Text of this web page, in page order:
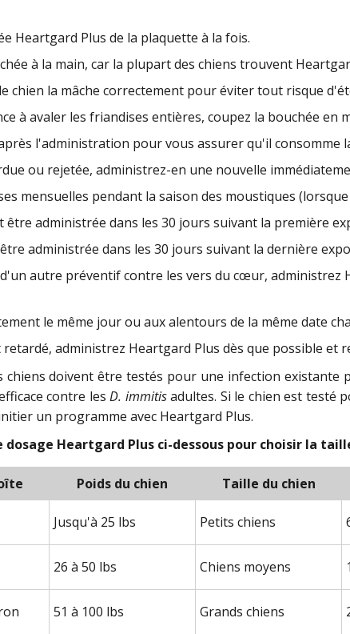
Heartgard Plus de la plaquette à la fois.
à la main, car la plupart des chiens trouvent
chien la mâche correctement pour éviter tout risque
à avaler les friandises entières, coupez la bouchée
l'administration pour vous assurer qu'il consomme
ou rejetée, administrez-en une nouvelle
mensuelles pendant la saison des moustiques
être administrée dans les 30 jours suivant la première
administrée dans les 30 jours suivant la dernière
d'un autre préventif contre les vers du cœur,
le même jour ou aux alentours de la même date
administrez Heartgard Plus dès que possible et
chiens doivent être testés pour une infection existante
contre lesD. immitisadultes. Si le chien est testé
un programme avec Heartgard Plus.
dosage Heartgard Plus ci-dessous pour choisir la
Poids du chien Taille du chien
Jusqu'à 25 lbs Petits chiens
26 à 50 lbs Chiens moyens
51 à 100 lbs Grands chiens